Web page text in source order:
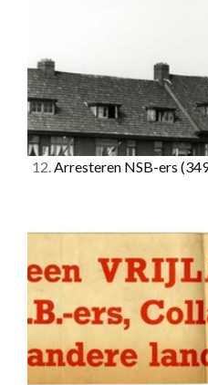
12.Arresteren NSB-ers